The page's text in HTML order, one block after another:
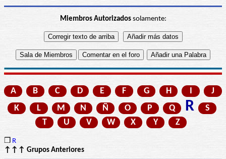
Miembros Autorizadossolamente:
A B C D E F G H I
J
K
L M N Ñ O P Q R
S
T
U V W X Y Z
❒ R
↑↑↑ Grupos Anteriores